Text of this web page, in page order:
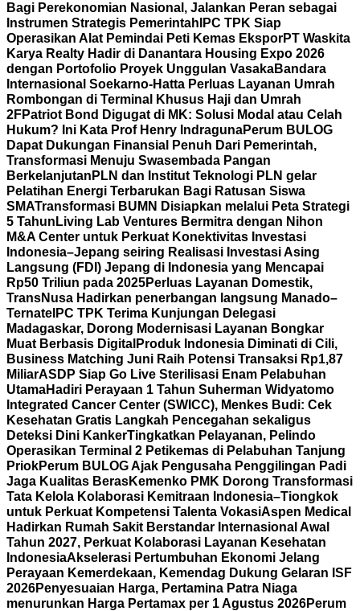
Bagi Perekonomian Nasional, Jalankan Peran sebagai
Instrumen Strategis Pemerintah IPC TPK Siap
Operasikan Alat Pemindai Peti Kemas EksporPT Waskita
Karya Realty Hadir di Danantara Housing Expo 2026
dengan Portofolio Proyek Unggulan VasakaBandara
Internasional Soekarno-Hatta Perluas Layanan Umrah
Rombongan di Terminal Khusus Haji dan Umrah
2FPatriot Bond Digugat di MK: Solusi Modal atau Celah
Hukum? Ini Kata Prof Henry IndragunaPerum BULOG
Dapat Dukungan Finansial Penuh Dari Pemerintah,
Transformasi Menuju Swasembada Pangan
Berkelanjutan PLN dan Institut Teknologi PLN gelar
Pelatihan Energi Terbarukan Bagi Ratusan Siswa
SMATransformasi BUMN Disiapkan melalui Peta Strategi
5 Tahun Living Lab Ventures Bermitra dengan Nihon
M&A Center untuk Perkuat Konektivitas Investasi
Indonesia–Jepang seiring Realisasi Investasi Asing
Langsung (FDI) Jepang di Indonesia yang Mencapai
Rp50 Triliun pada 2025Perluas Layanan Domestik,
TransNusa Hadirkan penerbangan langsung Manado–
Ternate IPC TPK Terima Kunjungan Delegasi
Madagaskar, Dorong Modernisasi Layanan Bongkar
Muat Berbasis Digital Produk Indonesia Diminati di Cili,
Business Matching Juni Raih Potensi Transaksi Rp1,87
MiliarASDP Siap Go Live Sterilisasi Enam Pelabuhan
UtamaHadiri Perayaan 1 Tahun Suherman Widyatomo
Integrated Cancer Center (SWICC), Menkes Budi: Cek
Kesehatan Gratis Langkah Pencegahan sekaligus
Deteksi Dini KankerTingkatkan Pelayanan, Pelindo
Operasikan Terminal 2 Petikemas di Pelabuhan Tanjung
PriokPerum BULOG Ajak Pengusaha Penggilingan Padi
Jaga Kualitas BerasKemenko PMK Dorong Transformasi
Tata Kelola Kolaborasi Kemitraan Indonesia–Tiongkok
untuk Perkuat Kompetensi Talenta VokasiAspen Medical
Hadirkan Rumah Sakit Berstandar Internasional Awal
Tahun 2027, Perkuat Kolaborasi Layanan Kesehatan
IndonesiaAkselerasi Pertumbuhan Ekonomi Jelang
Perayaan Kemerdekaan, Kemendag Dukung Gelaran ISF
2026Penyesuaian Harga, Pertamina Patra Niaga
menurunkan Harga Pertamax per 1 Agustus 2026Perum